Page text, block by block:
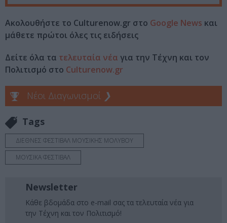
Ακολουθήστε το Culturenow.gr στο Google News και
μάθετε πρώτοι όλες τις ειδήσεις
Δείτε όλα τα τελευταία νέα για την Τέχνη και τον
Πολιτισμό στο Culturenow.gr
Νέοι Διαγωνισμοί ❯
Tags
ΔΙΕΘΝΕΣ ΦΕΣΤΙΒΑΛ ΜΟΥΣΙΚΗΣ ΜΟΛΥΒΟΥ
ΜΟΥΣΙΚΑ ΦΕΣΤΙΒΑΛ
Newsletter
Κάθε βδομάδα στο e-mail σας τα τελευταία νέα για
την Τέχνη και τον Πολιτισμό!